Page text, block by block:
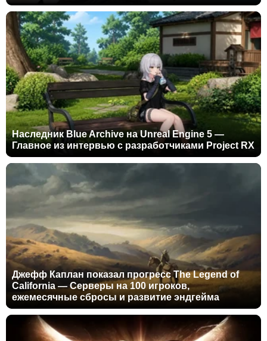
Наследник Blue Archive на Unreal Engine 5 —
Главное из интервью с разработчиками Project RX
Джефф Каплан показал прогресс The Legend of
California — Серверы на 100 игроков,
ежемесячные сбросы и развитие эндгейма